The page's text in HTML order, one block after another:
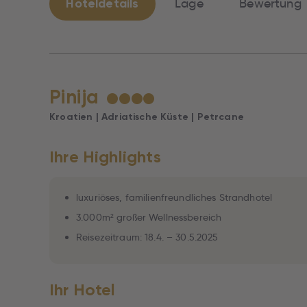
Hoteldetails Lage Bewertung
Pinija ★★★★
Kroatien | Adriatische Küste | Petrcane
Ihre Highlights
luxuriöses, familienfreundliches Strandhotel
3.000m² großer Wellnessbereich
Reisezeitraum: 18.4. – 30.5.2025
Ihr Hotel